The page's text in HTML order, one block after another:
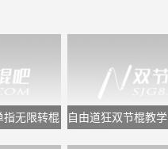
指无限转棍 自由道狂双节棍教学